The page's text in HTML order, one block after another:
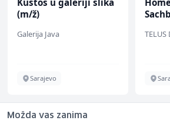
(m/ž)
Galerija Java
Sarajevo
Možda vas zanima